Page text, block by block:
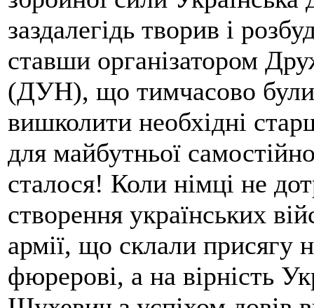
заздалегідь творив і
ставши організатором
(ДУН), що тимчасово були
вишколити необхідні
для майбутньої
сталося! Коли німці не
створення українських
армії, що склали присягу
фюрерові, а на вірність